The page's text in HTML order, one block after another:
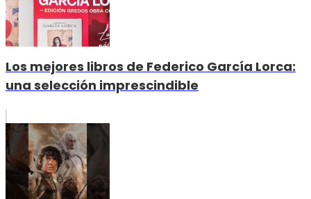
Los mejores libros de Federico García Lorca:
una selección imprescindible